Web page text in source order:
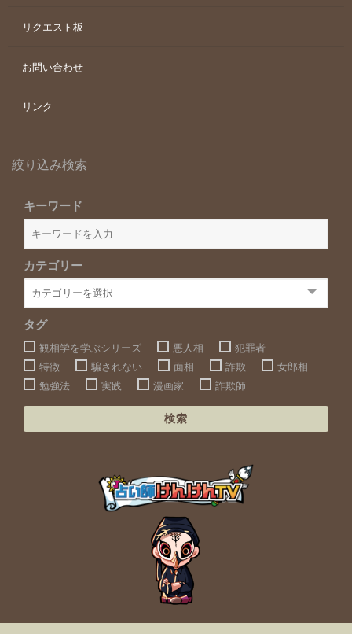
リクエスト板
お問い合わせ
リンク
絞り込み検索
キーワード
カテゴリー
タグ
観相学を学ぶシリーズ 悪人相
犯罪者
特徴
騙されない 面相 詐欺
女郎相
勉強法
実践 漫画家 詐欺師
検索